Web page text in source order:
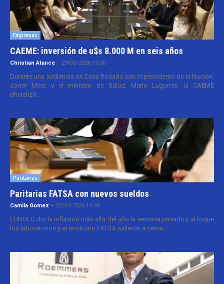
Empresas
CAEME: inversión de u$s 8.000 M en seis años
Christian Atance - 29/05/2026 15:00
Durante una audiencia en Casa Rosada con el presidente de la Nación,
Javier Milei, y el ministro de Salud, Mario Lugones, la CAEME
oficializó...
Paritarias
Paritarias FATSA con nuevos sueldos
Camila Gomez - 22/04/2026 14:30
El INDEC dio la inflación más alta del año la semana pasada y al toque
los laboratorios y el sindicato FATSA salieron a cerrar...